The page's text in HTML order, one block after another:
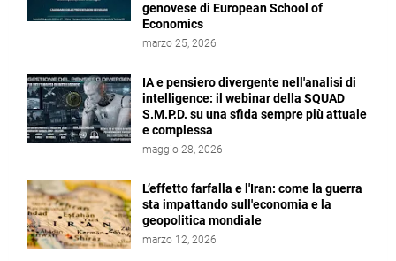
genovese di European School of
Economics
marzo 25, 2026
IA e pensiero divergente nell'analisi di
intelligence: il webinar della SQUAD
S.M.P.D. su una sfida sempre più attuale
e complessa
maggio 28, 2026
L’effetto farfalla e l'Iran: come la guerra
sta impattando sull'economia e la
geopolitica mondiale
marzo 12, 2026